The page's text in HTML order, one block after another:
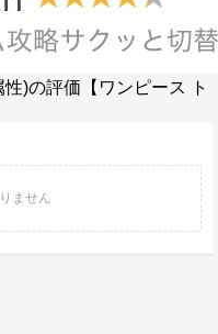
)の評価【ワンピース ト